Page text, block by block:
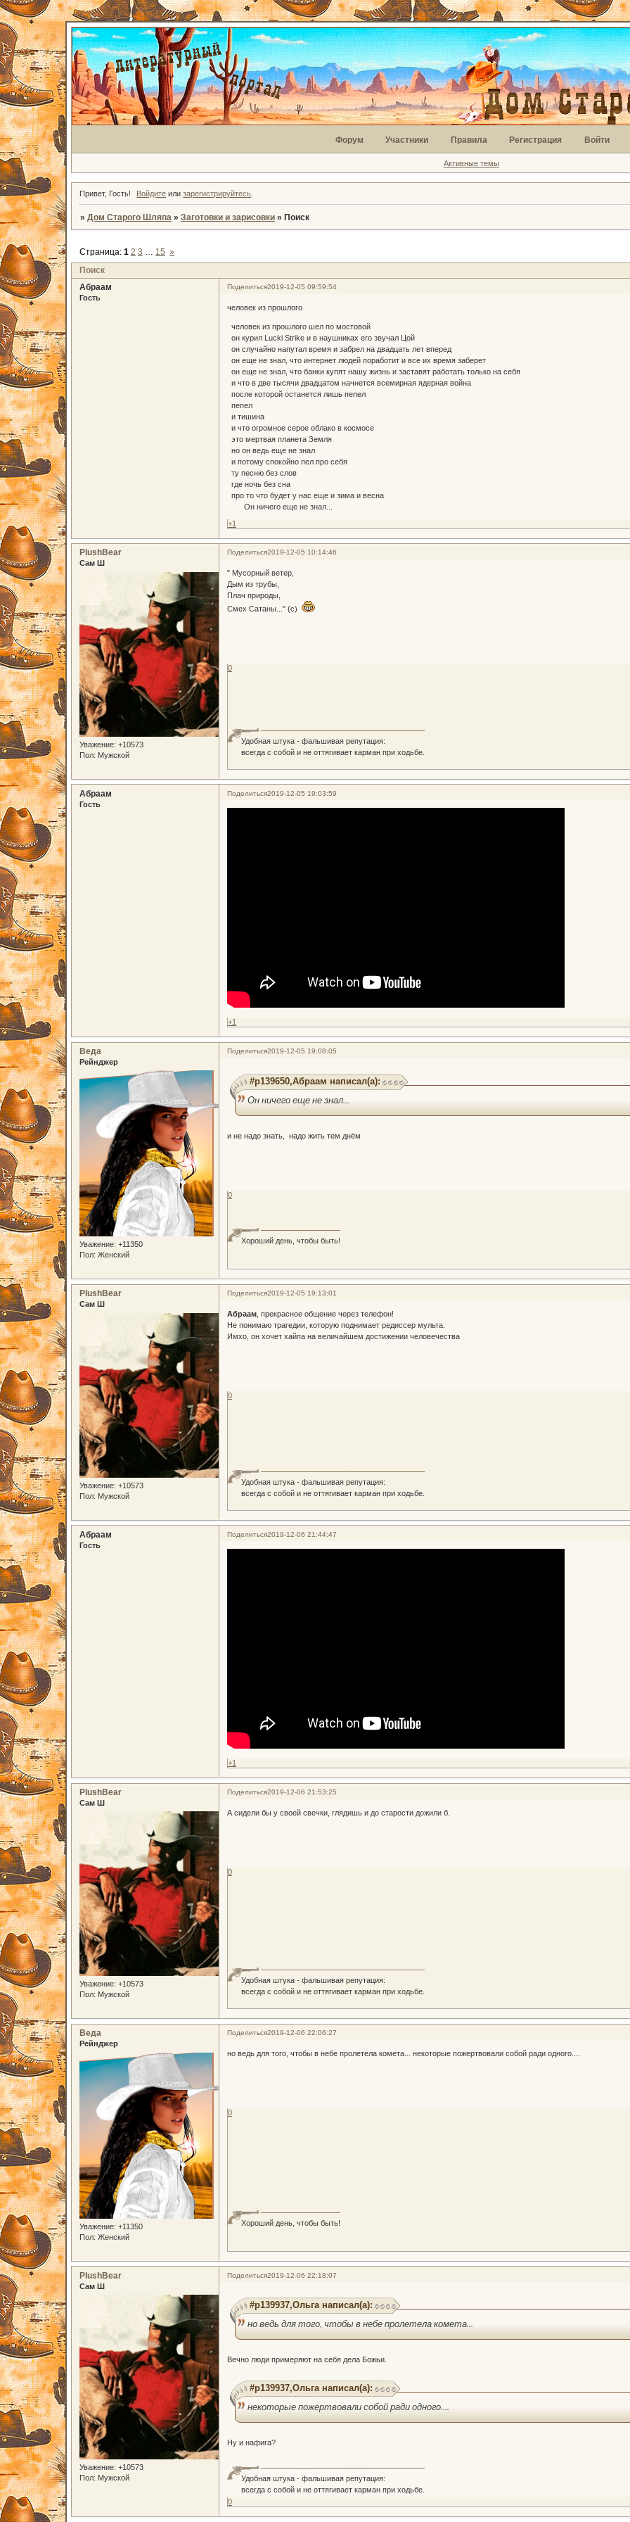
Форум Участники Правила Регистрация Войти
Активные темы
Привет, Гость! Войдите илизарегистрируйтесь
» Дом Старого Шляпа » Заготовки и зарисовки » Поиск
Поиск
Страница: 1 2 3 … 15 »
Поделиться2019-12-05 09:59:54
Абраам
Гость
человек из прошлого
человек из прошлого шел по мостовой
он курил Lucki Strike и в наушниках его звучал Цой
он случайно напутал время и забрел на двадцать лет вперед
он еще не знал, что интернет людей поработит и все их время заберет
он еще не знал, что банки купят нашу жизнь и заставят работать только на себя
и что в две тысячи двадцатом начнется всемирная ядерная война
после которой останется лишь пепел
пепел
и тишина
и что огромное серое облако в космосе
это мертвая планета Земля
но он ведь еще не знал
и потому спокойно пел про себя
ту песню без слов
где ночь без сна
про то что будет у нас еще и зима и весна
Он ничего еще не знал...
+1
Поделиться2019-12-05 10:14:46
PlushBear
Сам Ш
Уважение: +10573
Пол: Мужской
" Мусорный ветер,
Дым из трубы,
Плач природы,
Смех Сатаны..." (с)
Удобная штука - фальшивая репутация:
всегда с собой и не оттягивает карман при ходьбе.
0
Поделиться2019-12-05 19:03:59
Абраам
Гость
+1
Поделиться2019-12-05 19:08:05
Веда
Рейнджер
Уважение: +11350
Пол: Женский
#p139650,Абраам написал(а):
Он ничего еще не знал...
и не надо знать, надо жить тем днём
Хороший день, чтобы быть!
0
Поделиться2019-12-05 19:13:01
PlushBear
Сам Ш
Уважение: +10573
Пол: Мужской
Абраам, прекрасное общение через телефон!
Не понимаю трагедии, которую поднимает редиссер мульта.
Имхо, он хочет хайпа на величайшем достижении человечества
Удобная штука - фальшивая репутация:
всегда с собой и не оттягивает карман при ходьбе.
0
Поделиться2019-12-06 21:44:47
Абраам
Гость
+1
Поделиться2019-12-06 21:53:25
PlushBear
Сам Ш
Уважение: +10573
Пол: Мужской
А сидели бы у своей свечки, глядишь и до старости дожили б.
Удобная штука - фальшивая репутация:
всегда с собой и не оттягивает карман при ходьбе.
0
Поделиться2019-12-06 22:06:27
Веда
Рейнджер
Уважение: +11350
Пол: Женский
но ведь для того, чтобы в небе пролетела комета... некоторые пожертвовали собой ради одного....
Хороший день, чтобы быть!
0
Поделиться2019-12-06 22:18:07
PlushBear
Сам Ш
Уважение: +10573
Пол: Мужской
#p139937,Ольга написал(а):
но ведь для того, чтобы в небе пролетела комета...
Вечно люди примеряют на себя дела Божьи.
#p139937,Ольга написал(а):
некоторые пожертвовали собой ради одного....
Ну и нафига?
Удобная штука - фальшивая репутация:
всегда с собой и не оттягивает карман при ходьбе.
0